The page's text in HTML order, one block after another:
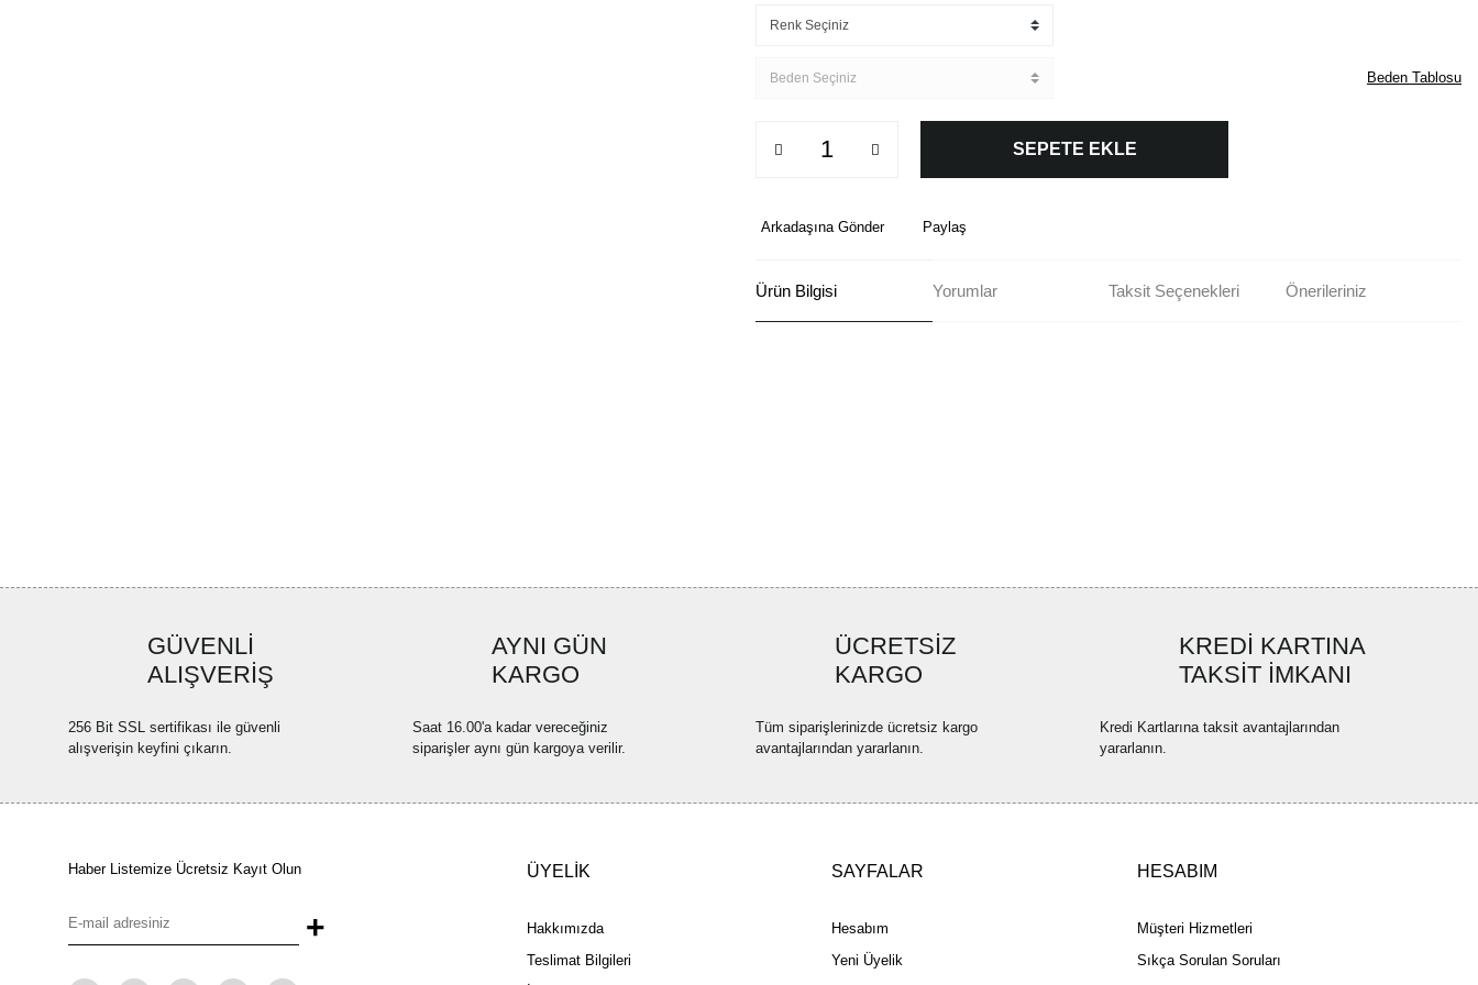
Beden Tablosu
SEPETE EKLE
Arkadaşına Gönder Paylaş
Ürün Bilgisi Yorumlar Taksit Seçenekleri Önerileriniz
Gönder
GÜVENLİ
ALIŞVERİŞ
256 Bit SSL sertifikası ile güvenli
alışverişin keyfini çıkarın.
AYNI GÜN
KARGO
Saat 16.00'a kadar vereceğiniz
siparişler aynı gün kargoya verilir.
ÜCRETSİZ
KARGO
Tüm siparişlerinizde ücretsiz kargo
avantajlarından yararlanın.
KREDİ KARTINA
TAKSİT İMKANI
Kredi Kartlarına taksit avantajlarından
yararlanın.
Haber Listemize Ücretsiz Kayıt Olun
+
ÜYELİK
Hakkımızda
Teslimat Bilgileri
SAYFALAR
Hesabım
Yeni Üyelik
HESABIM
Müşteri Hizmetleri
Sıkça Sorulan Soruları